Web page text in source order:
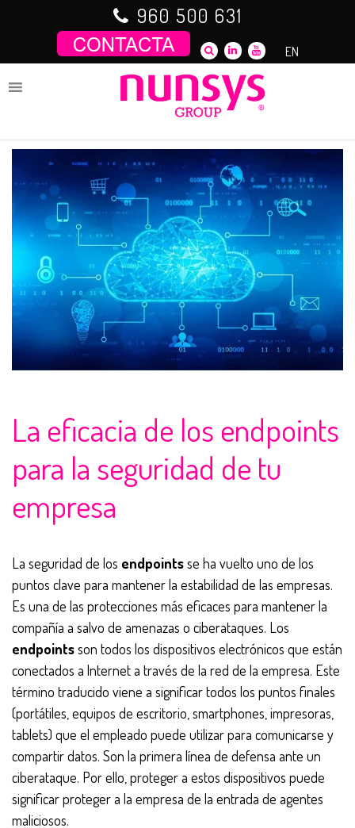
960 500 631
EN
La eficacia de los endpoints
para la seguridad de tu
empresa
La seguridad de los endpointsse ha vuelto uno de los
puntos clave para mantener la estabilidad de las empresas.
Es una de las protecciones más eficaces para mantener la
compañía a salvo de amenazas o ciberataques. Los
endpointsson todos los dispositivos electrónicos que están
conectados a lnternet a través de la red de la empresa. Este
término traducido viene a significar todos los puntos finales
(portátiles, equipos de escritorio, smartphones, impresoras,
tablets) que el empleado puede utilizar para comunicarse y
compartir datos. Son la primera línea de defensa ante un
ciberataque. Por ello, proteger a estos dispositivos puede
significar proteger a la empresa de la entrada de agentes
maliciosos.